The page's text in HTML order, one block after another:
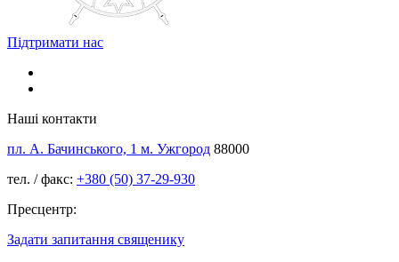
Підтримати нас
Наші контакти
пл. А. Бачинського, 1 м. Ужгород 88000
тел. / факс: +380 (50) 37-29-930
Пресцентр:
Задати запитання священику